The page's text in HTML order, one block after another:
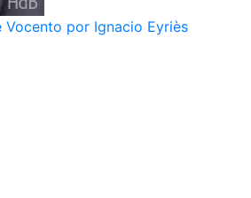
por Ignacio Eyriès